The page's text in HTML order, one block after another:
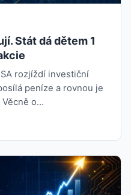
Stát dá dětem 1
rozjíždí investiční
peníze a rovnou je
Věcně o…